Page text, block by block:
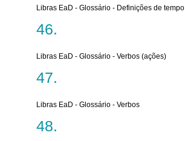
Libras EaD - Glossário - Definições de tempo
Libras EaD - Glossário - Verbos (ações)
Libras EaD - Glossário - Verbos